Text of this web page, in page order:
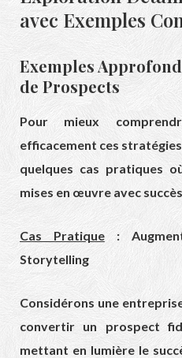
avec Exemples
Exemples
de Prospects
Pour mieux
efficacement ces
quelques cas pratiques
mises en œuvre avec
Cas Pratique:
Storytelling
Considérons une
convertir un prospect
mettant en lumière le